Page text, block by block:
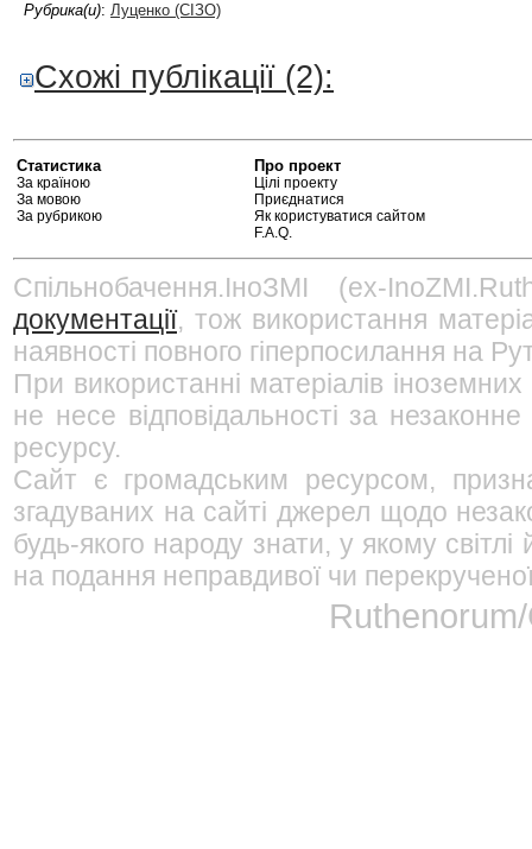
Рубрика(и): Луценко (СІЗО)
Схожі публікації (2):
Статистика
За країною
За мовою
За рубрикою
Про проект
Цілі проекту
Приєднатися
Як користуватися сайтом
F.A.Q.
Спільнобачення.ІноЗМІ (ex-
документації, тож використання
наявності повного гіперпосилання на
При використанні матеріалів
не несе відповідальності за
ресурсу.
Сайт є громадським ресурсом,
згадуваних на сайті джерел щодо
будь-якого народу знати, у якому
на подання неправдивої чи